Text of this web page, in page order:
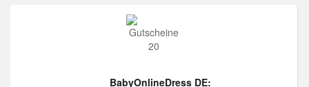
BabyOnlineDress DE: